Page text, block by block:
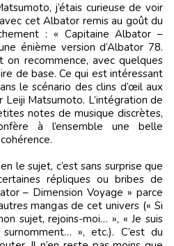
j’étais curieuse de voir
cet Albator remis au goût du
: « Capitaine Albator –
énième version d’Albator 78.
recommence, avec quelques
de base. Ce qui est intéressant
le scénario des clins d’œil aux
Matsumoto. L’intégration de
notes de musique discrètes,
à l’ensemble une belle
le sujet, c’est sans surprise que
répliques ou bribes de
– Dimension Voyage » parce
mangas de cet univers (« Si
sujet, rejoins-moi… », « Je suis
», etc.). C’est du